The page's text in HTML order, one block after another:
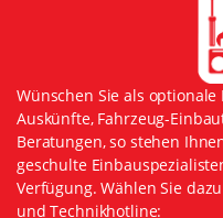
Wünschen Sie als
Auskünfte, Fahrzeug-
Beratungen, so stehen
geschulte
Verfügung. Wählen Sie
und Technikhotline: